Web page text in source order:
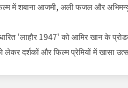
में शबाना आजमी, अली फजल और
'लाहौर 1947' को आमिर खान के
लेकर दर्शकों और फिल्म प्रेमियों में खासा